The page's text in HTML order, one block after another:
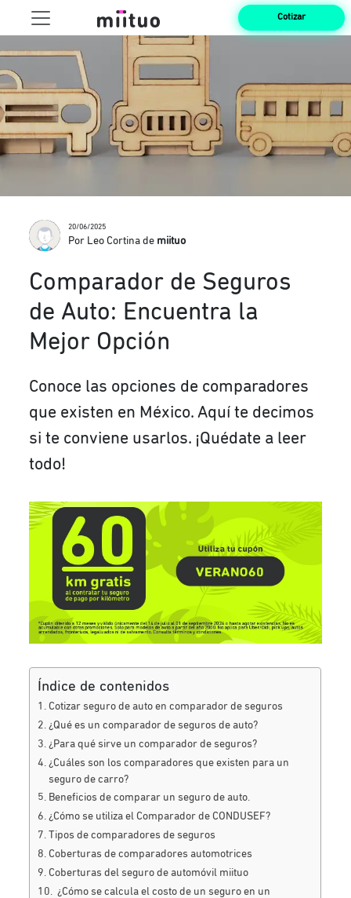
Cotizar
20/06/2025
Por Leo Cortina de miituo
Comparador de Seguros
de Auto: Encuentra la
Mejor Opción
Conoce las opciones de comparadores
que existen en México. Aquí te decimos
si te conviene usarlos. ¡Quédate a leer
todo!
Índice de contenidos
Cotizar seguro de auto en comparador de seguros
¿Qué es un comparador de seguros de auto?
¿Para qué sirve un comparador de seguros?
¿Cuáles son los comparadores que existen para un
seguro de carro?
Beneficios de comparar un seguro de auto.
¿Cómo se utiliza el Comparador de CONDUSEF?
Tipos de comparadores de seguros
Coberturas de comparadores automotrices
Coberturas del seguro de automóvil miituo
¿Cómo se calcula el costo de un seguro en un